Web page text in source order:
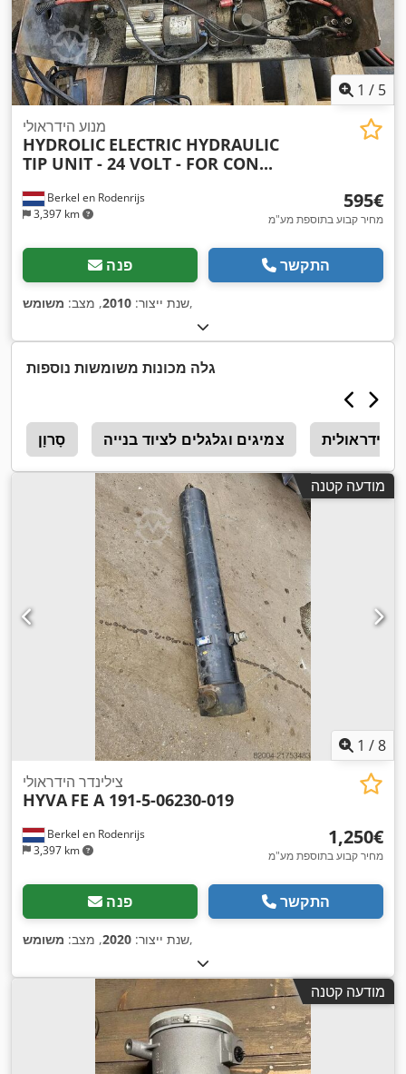
1 / 5
Berkel en Rodenrijs
3,397 km
מנוע הידראולי
HYDROLIC ELECTRIC HYDRAULIC
TIP UNIT - 24 VOLT - FOR CON...
‏595 ‏€
מחיר קבוע בתוספת מע"מ
פנה התקשר
שנת ייצור: 2010, מצב: משומש ,
גלה מכונות משומשות נוספות
סָרוָן צמיגים וגלגלים לציוד בנייה הידראולית
מודעה קטנה
1 /8
Berkel en Rodenrijs
3,397 km
צילינדר הידראולי
HYVA FE A 191-5-06230-019
‏1,250 ‏€
מחיר קבוע בתוספת מע"מ
פנה התקשר
שנת ייצור: 2020, מצב: משומש ,
מודעה קטנה